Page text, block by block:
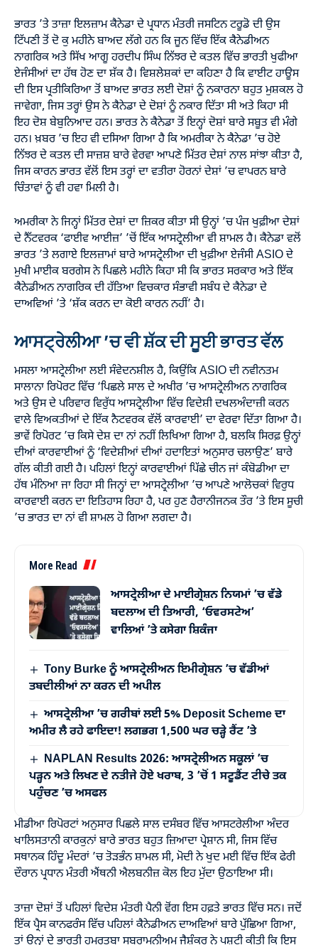
ਭਾਰਤ ’ਤੇ ਤਾਜ਼ਾ ਇਲਜ਼ਾਮ ਕੈਨੇਡਾ ਦੇ ਪ੍ਰਧਾਨ ਮੰਤਰੀ ਜਸਟਿਨ ਟਰੂਡੋ ਦੀ ਉਸ
ਟਿੱਪਣੀ ਤੋਂ ਦੋ ਕੁ ਮਹੀਨੇ ਬਾਅਦ ਲੱਗੇ ਹਨ ਕਿ ਜੂਨ ਵਿੱਚ ਇੱਕ ਕੈਨੇਡੀਅਨ
ਨਾਗਰਿਕ ਅਤੇ ਸਿੱਖ ਆਗੂ ਹਰਦੀਪ ਸਿੰਘ ਨਿੱਝਰ ਦੇ ਕਤਲ ਵਿੱਚ ਭਾਰਤੀ ਖੁਫੀਆ
ਏਜੰਸੀਆਂ ਦਾ ਹੱਥ ਹੋਣ ਦਾ ਸ਼ੱਕ ਹੈ। ਵਿਸ਼ਲੇਸ਼ਕਾਂ ਦਾ ਕਹਿਣਾ ਹੈ ਕਿ ਵਾਈਟ ਹਾਊਸ
ਦੀ ਇਸ ਪ੍ਰਤੀਕਿਰਿਆ ਤੋਂ ਬਾਅਦ ਭਾਰਤ ਲਈ ਦੋਸ਼ਾਂ ਨੂੰ ਨਕਾਰਨਾ ਬਹੁਤ ਮੁਸ਼ਕਲ ਹੋ
ਜਾਵੇਗਾ, ਜਿਸ ਤਰ੍ਹਾਂ ਉਸ ਨੇ ਕੈਨੇਡਾ ਦੇ ਦੋਸ਼ਾਂ ਨੂੰ ਨਕਾਰ ਦਿੱਤਾ ਸੀ ਅਤੇ ਕਿਹਾ ਸੀ
ਇਹ ਦੋਸ਼ ਬੇਬੁਨਿਆਦ ਹਨ। ਭਾਰਤ ਨੇ ਕੈਨੇਡਾ ਤੋਂ ਇਨ੍ਹਾਂ ਦੋਸ਼ਾਂ ਬਾਰੇ ਸਬੂਤ ਵੀ ਮੰਗੇ
ਹਨ। ਖ਼ਬਰ ’ਚ ਇਹ ਵੀ ਦਸਿਆ ਗਿਆ ਹੈ ਕਿ ਅਮਰੀਕਾ ਨੇ ਕੈਨੇਡਾ ’ਚ ਹੋਏ
ਨਿੱਝਰ ਦੇ ਕਤਲ ਦੀ ਸਾਜ਼ਸ਼ ਬਾਰੇ ਵੇਰਵਾ ਆਪਣੇ ਮਿੱਤਰ ਦੇਸ਼ਾਂ ਨਾਲ ਸਾਂਝਾ ਕੀਤਾ ਹੈ,
ਜਿਸ ਕਾਰਨ ਭਾਰਤ ਵੱਲੋਂ ਇਸ ਤਰ੍ਹਾਂ ਦਾ ਵਤੀਰਾ ਹੋਰਨਾਂ ਦੇਸ਼ਾਂ ’ਚ ਵਾਪਰਨ ਬਾਰੇ
ਚਿੰਤਾਵਾਂ ਨੂੰ ਵੀ ਹਵਾ ਮਿਲੀ ਹੈ।
ਅਮਰੀਕਾ ਨੇ ਜਿਨ੍ਹਾਂ ਮਿੱਤਰ ਦੇਸ਼ਾਂ ਦਾ ਜ਼ਿਕਰ ਕੀਤਾ ਸੀ ਉਨ੍ਹਾਂ ’ਚ ਪੰਜ ਖੁਫ਼ੀਆ ਦੇਸ਼ਾਂ
ਦੇ ਨੈੱਟਵਰਕ ‘ਫਾਈਵ ਆਈਜ਼’ ’ਚੋਂ ਇੱਕ ਆਸਟ੍ਰੇਲੀਆ ਵੀ ਸ਼ਾਮਲ ਹੈ। ਕੈਨੇਡਾ ਵਲੋਂ
ਭਾਰਤ ’ਤੇ ਲਗਾਏ ਇਲਜ਼ਾਮਾਂ ਬਾਰੇ ਆਸਟ੍ਰੇਲੀਆ ਦੀ ਖੁਫ਼ੀਆ ਏਜੰਸੀ ASIO ਦੇ
ਮੁਖੀ ਮਾਈਕ ਬਰਗੇਸ ਨੇ ਪਿਛਲੇ ਮਹੀਨੇ ਕਿਹਾ ਸੀ ਕਿ ਭਾਰਤ ਸਰਕਾਰ ਅਤੇ ਇੱਕ
ਕੈਨੇਡੀਅਨ ਨਾਗਰਿਕ ਦੀ ਹੱਤਿਆ ਵਿਚਕਾਰ ਸੰਭਾਵੀ ਸਬੰਧ ਦੇ ਕੈਨੇਡਾ ਦੇ
ਦਾਅਵਿਆਂ ’ਤੇ ‘ਸ਼ੱਕ ਕਰਨ ਦਾ ਕੋਈ ਕਾਰਨ ਨਹੀਂ’ ਹੈ।
ਆਸਟ੍ਰੇਲੀਆ ’ਚ ਵੀ ਸ਼ੱਕ ਦੀ ਸੂਈ ਭਾਰਤ ਵੱਲ
ਮਸਲਾ ਆਸਟ੍ਰੇਲੀਆ ਲਈ ਸੰਵੇਦਨਸ਼ੀਲ ਹੈ, ਕਿਉਂਕਿ ASIO ਦੀ ਨਵੀਨਤਮ
ਸਾਲਾਨਾ ਰਿਪੋਰਟ ਵਿੱਚ ‘ਪਿਛਲੇ ਸਾਲ ਦੇ ਅਖੀਰ ’ਚ ਆਸਟ੍ਰੇਲੀਅਨ ਨਾਗਰਿਕ
ਅਤੇ ਉਸ ਦੇ ਪਰਿਵਾਰ ਵਿਰੁੱਧ ਆਸਟ੍ਰੇਲੀਆ ਵਿੱਚ ਵਿਦੇਸ਼ੀ ਦਖਲਅੰਦਾਜ਼ੀ ਕਰਨ
ਵਾਲੇ ਵਿਅਕਤੀਆਂ ਦੇ ਇੱਕ ਨੈਟਵਰਕ ਵੱਲੋਂ ਕਾਰਵਾਈ’ ਦਾ ਵੇਰਵਾ ਦਿੱਤਾ ਗਿਆ ਹੈ।
ਭਾਵੇਂ ਰਿਪੋਰਟ ’ਚ ਕਿਸੇ ਦੇਸ਼ ਦਾ ਨਾਂ ਨਹੀਂ ਲਿਖਿਆ ਗਿਆ ਹੈ, ਬਲਕਿ ਸਿਰਫ਼ ਉਨ੍ਹਾਂ
ਦੀਆਂ ਕਾਰਵਾਈਆਂ ਨੂੰ ‘ਵਿਦੇਸ਼ੀਆਂ ਦੀਆਂ ਹਦਾਇਤਾਂ ਅਨੁਸਾਰ ਚਲਾਉਣ’ ਬਾਰੇ
ਗੱਲ ਕੀਤੀ ਗਈ ਹੈ। ਪਹਿਲਾਂ ਇਨ੍ਹਾਂ ਕਾਰਵਾਈਆਂ ਪਿੱਛੇ ਚੀਨ ਜਾਂ ਕੰਬੋਡੀਆ ਦਾ
ਹੱਥ ਮੰਨਿਆ ਜਾ ਰਿਹਾ ਸੀ ਜਿਨ੍ਹਾਂ ਦਾ ਆਸਟ੍ਰੇਲੀਆ ’ਚ ਆਪਣੇ ਆਲੋਚਕਾਂ ਵਿਰੁਧ
ਕਾਰਵਾਈ ਕਰਨ ਦਾ ਇਤਿਹਾਸ ਰਿਹਾ ਹੈ, ਪਰ ਹੁਣ ਹੈਰਾਨੀਜਨਕ ਤੌਰ ’ਤੇ ਇਸ ਸੂਚੀ
’ਚ ਭਾਰਤ ਦਾ ਨਾਂ ਵੀ ਸ਼ਾਮਲ ਹੋ ਗਿਆ ਲਗਦਾ ਹੈ।
More Read
ਆਸਟ੍ਰੇਲੀਆ ਦੇ ਮਾਈਗ੍ਰੇਸ਼ਨ ਨਿਯਮਾਂ ’ਚ ਵੱਡੇ
ਬਦਲਾਅ ਦੀ ਤਿਆਰੀ, ‘ਓਵਰਸਟੇਅ’
ਵਾਲਿਆਂ ’ਤੇ ਕਸੇਗਾ ਸ਼ਿਕੰਜਾ
Tony Burke ਨੂੰ ਆਸਟ੍ਰੇਲੀਅਨ ਇਮੀਗ੍ਰੇਸ਼ਨ ’ਚ ਵੱਡੀਆਂ
ਤਬਦੀਲੀਆਂ ਨਾ ਕਰਨ ਦੀ ਅਪੀਲ
ਆਸਟ੍ਰੇਲੀਆ ’ਚ ਗਰੀਬਾਂ ਲਈ 5% Deposit Scheme ਦਾ
ਅਮੀਰ ਲੈ ਰਹੇ ਫਾਇਦਾ! ਲਗਭਗ 1,500 ਘਰ ਚੜ੍ਹੇ ਰੈਂਟ ’ਤੇ
NAPLAN Results 2026: ਆਸਟ੍ਰੇਲੀਅਨ ਸਕੂਲਾਂ ’ਚ
ਪੜ੍ਹਨ ਅਤੇ ਲਿਖਣ ਦੇ ਨਤੀਜੇ ਹੋਏ ਖਰਾਬ, 3 ’ਚੋਂ 1 ਸਟੂਡੈਂਟ ਟੀਚੇ ਤਕ
ਪਹੁੰਚਣ ’ਚ ਅਸਫਲ
ਮੀਡੀਆ ਰਿਪੋਰਟਾਂ ਅਨੁਸਾਰ ਪਿਛਲੇ ਸਾਲ ਦਸੰਬਰ ਵਿੱਚ ਆਸਟਰੇਲੀਆ ਅੰਦਰ
ਖਾਲਿਸਤਾਨੀ ਕਾਰਕੁਨਾਂ ਬਾਰੇ ਭਾਰਤ ਬਹੁਤ ਜ਼ਿਆਦਾ ਪ੍ਰੇਸ਼ਾਨ ਸੀ, ਜਿਸ ਵਿੱਚ
ਸਥਾਨਕ ਹਿੰਦੂ ਮੰਦਰਾਂ ’ਚ ਤੋੜਭੰਨ ਸ਼ਾਮਲ ਸੀ, ਮੋਦੀ ਨੇ ਖੁਦ ਮਈ ਵਿੱਚ ਇੱਕ ਫੇਰੀ
ਦੌਰਾਨ ਪ੍ਰਧਾਨ ਮੰਤਰੀ ਐਂਥਨੀ ਐਲਬਨੀਜ਼ ਕੋਲ ਇਹ ਮੁੱਦਾ ਉਠਾਇਆ ਸੀ।
ਤਾਜ਼ਾ ਦੋਸ਼ਾਂ ਤੋਂ ਪਹਿਲਾਂ ਵਿਦੇਸ਼ ਮੰਤਰੀ ਪੈਨੀ ਵੋਂਗ ਇਸ ਹਫ਼ਤੇ ਭਾਰਤ ਵਿੱਚ ਸਨ। ਜਦੋਂ
ਇੱਕ ਪ੍ਰੈਸ ਕਾਨਫਰੰਸ ਵਿੱਚ ਪਹਿਲਾਂ ਕੈਨੇਡੀਅਨ ਦਾਅਵਿਆਂ ਬਾਰੇ ਪੁੱਛਿਆ ਗਿਆ,
ਤਾਂ ਉਨ੍ਹਾਂ ਦੇ ਭਾਰਤੀ ਹਮਰੁਤਬਾ ਸੁਬਰਾਮਨੀਅਮ ਜੈਸ਼ੰਕਰ ਨੇ ਪੁਸ਼ਟੀ ਕੀਤੀ ਕਿ ਇਸ